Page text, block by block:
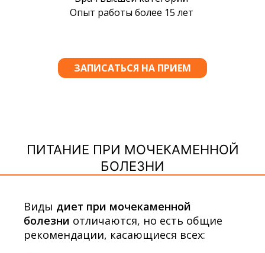
ПИТАНИЕ ПРИ МОЧЕКАМЕННОЙ
БОЛЕЗНИ
Виды диет при мочекаменной
болезни отличаются, но есть общие
рекомендации, касающиеся всех: